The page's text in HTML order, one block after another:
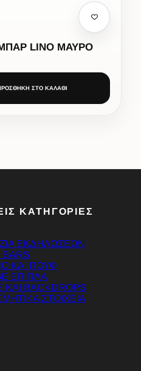
LINO ΜΑΥΡΟ
ΣΤΟ ΚΑΛΑΘΙ
ΚΑΤΗΓΟΡΙΕΣ
ΕΚΔΗΛΩΣΕΩΝ
BARS
ΚΑΙ ΠΟΥΦ
ΕΠΙΠΛΑ
ΚΑΙ BACKDROPS
ΣΤΟΙΧΕΙΑ